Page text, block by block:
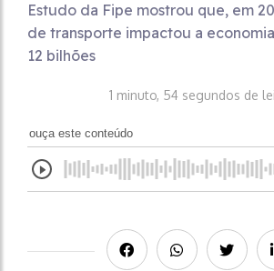
Estudo da Fipe mostrou que, em
de transporte impactou a
12 bilhões
1 minuto, 54 segundos de
ouça este conteúdo